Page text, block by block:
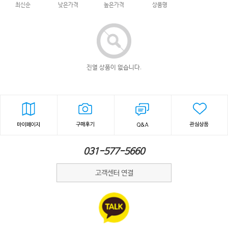
최신순 낮은가격 높은가격 상품명
진열 상품이 없습니다.
031-577-5660
고객센터 연결